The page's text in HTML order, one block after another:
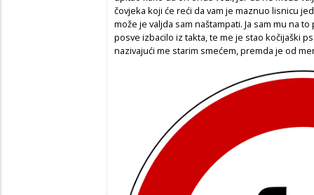
čovjeka koji će reći da vam je maznuo lisnicu
može je valjda sam naštampati. Ja sam mu na
posve izbacilo iz takta, te me je stao kočijaški
nazivajući me starim smećem, premda je od